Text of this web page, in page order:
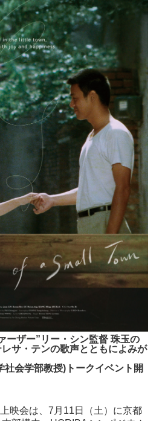
ーザー”リー・シン監督 珠玉の
サ・テンの歌声とともによみが
社会学部教授)トークイベント開
映会は、7月11日（土）に京都